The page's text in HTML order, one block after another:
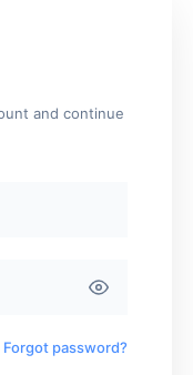
and continue
Forgot password?